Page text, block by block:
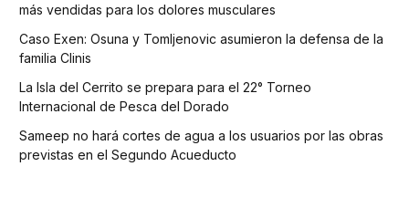
más vendidas para los dolores musculares
Caso Exen: Osuna y Tomljenovic asumieron la defensa de la
familia Clinis
La Isla del Cerrito se prepara para el 22° Torneo
Internacional de Pesca del Dorado
Sameep no hará cortes de agua a los usuarios por las obras
previstas en el Segundo Acueducto